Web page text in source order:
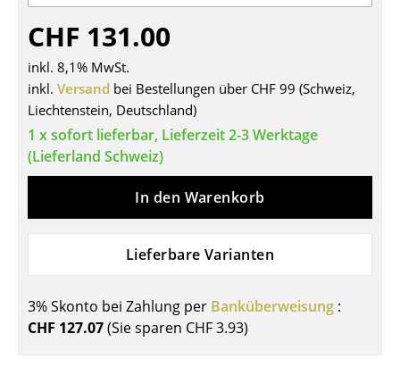
Einzelteile
... alle Sitzmöbel
Tische
Esstische
Beistelltische
Schreibtische
Konferenztische
Stehtische & Stehpulte
CHF 131.00
inkl. 8,1% MwSt.
inkl. Versand bei Bestellungen über CHF 99 (Schweiz,
Liechtenstein, Deutschland)
1 x sofort lieferbar, Lieferzeit 2-3 Werktage
(Lieferland Schweiz)
In den Warenkorb
Lieferbare Varianten
3% Skonto bei Zahlung per Banküberweisung :
CHF 127.07(Sie sparen CHF 3.93)